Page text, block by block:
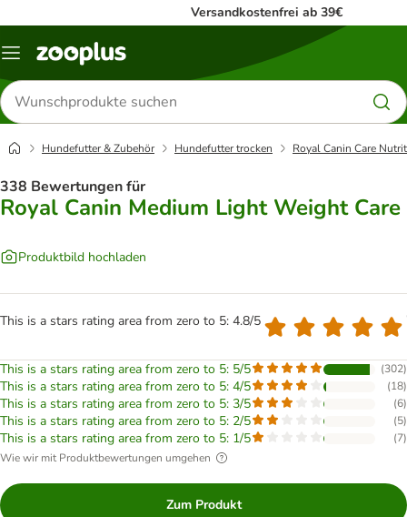
Versandkostenfrei ab 39€
Menü
Produkte
suchen
Hundefutter & Zubehör Hundefutter trocken Royal Canin Care
338 Bewertungen für
Royal Canin Medium Light Weight Care
Produktbild hochladen
This is a stars rating area from zero to 5: 4.8/5
This is a stars rating area from zero to 5: 5/5 (302)
This is a stars rating area from zero to 5: 4/5 (18)
This is a stars rating area from zero to 5: 3/5 (6)
This is a stars rating area from zero to 5: 2/5 (5)
This is a stars rating area from zero to 5: 1/5 (7)
Wie wir mit Produktbewertungen umgehen
Zum Produkt